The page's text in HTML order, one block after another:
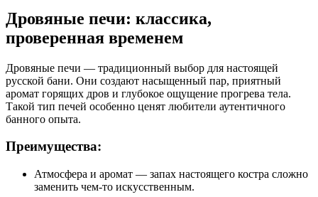
Дровяные печи: классика,
проверенная временем
Дровяные печи — традиционный выбор для настоящей
русской бани. Они создают насыщенный пар, приятный
аромат горящих дров и глубокое ощущение прогрева тела.
Такой тип печей особенно ценят любители аутентичного
банного опыта.
Преимущества:
Атмосфера и аромат — запах настоящего костра сложно
заменить чем-то искусственным.